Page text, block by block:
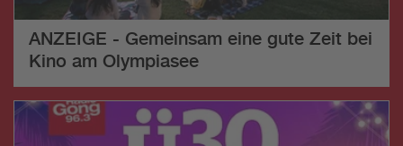
ANZEIGE - Gemeinsam eine gute Zeit bei
Kino am Olympiasee